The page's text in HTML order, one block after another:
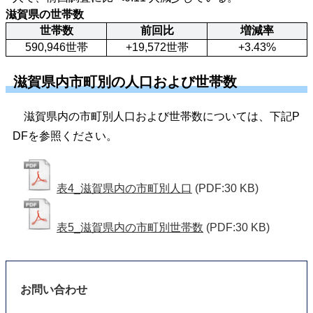
滋賀県の世帯数
世帯数
前回比
増減率
590,946世帯
+19,572世帯 +3.43%
滋賀県内市町別の人口および世帯数
滋賀県内の市町別人口および世帯数については、下記P
DFを参照ください。
表4_滋賀県内の市町別人口 (PDF:30 KB)
表5_滋賀県内の市町別世帯数 (PDF:30 KB)
お問い合わせ